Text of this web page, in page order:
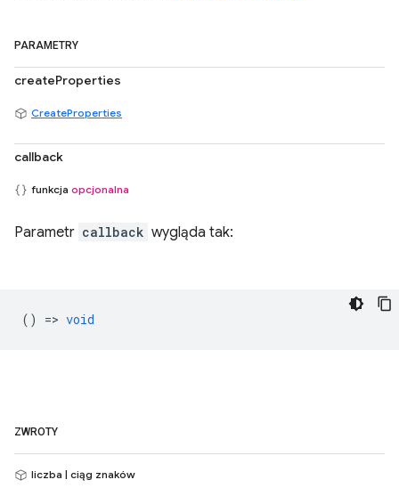
PARAMETRY
createProperties
CreateProperties
callback
funkcja opcjonalna
Parametr callback wygląda tak:
() => void
ZWROTY
liczba | ciąg znaków